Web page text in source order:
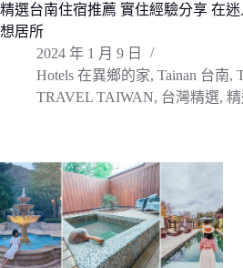
精選台南住宿推薦 實住經驗分享 在
想居所
2024 年 1 月 9 日
Hotels 在異鄉的家, Tainan 台南,
TRAVEL TAIWAN, 台灣精選,